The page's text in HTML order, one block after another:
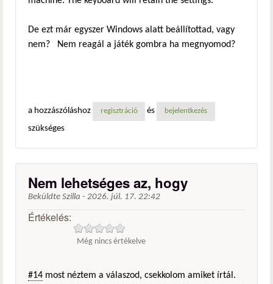
De ezt már egyszer Windows alatt beállítottad, vagy
nem? Nem reagál a játék gombra ha megnyomod?
a hozzászóláshoz regisztráció és bejelentkezés
szükséges
Nem lehetséges az, hogy
Beküldte Szilla - 2026. júl. 17. 22:42
Értékelés:
Még nincs értékelve
#14 most néztem a válaszod, csekkolom amiket írtál.